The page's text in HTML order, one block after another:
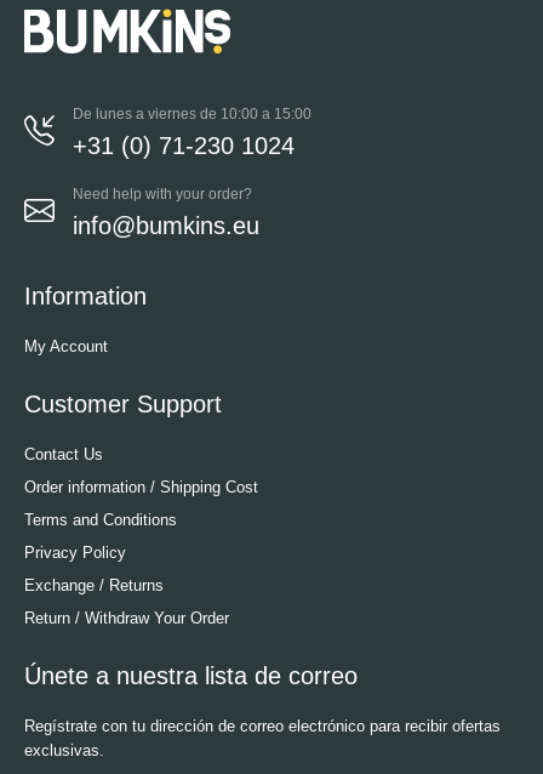
De lunes a viernes de 10:00 a 15:00
+31 (0) 71-230 1024
Need help with your order?
info@bumkins.eu
Information
My Account
Customer Support
Contact Us
Order information / Shipping Cost
Terms and Conditions
Privacy Policy
Exchange / Returns
Return / Withdraw Your Order
Únete a nuestra lista de correo
Regístrate con tu dirección de correo electrónico para recibir ofertas
exclusivas.